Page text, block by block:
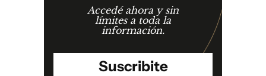
Accedé ahora y sin
límites a toda la
información.
Suscribite